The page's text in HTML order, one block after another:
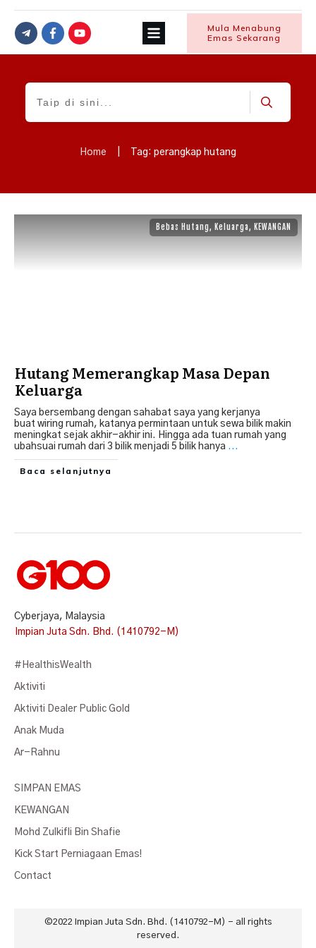
Mula Menabung
Emas Sekarang
Home Tag: perangkap hutang
Bebas Hutang, Keluarga, KEWANGAN
Hutang Memerangkap Masa Depan
Keluarga
Saya bersembang dengan sahabat saya yang kerjanya
buat wiring rumah, katanya permintaan untuk sewa bilik makin
meningkat sejak akhir-akhir ini. Hingga ada tuan rumah yang
ubahsuai rumah dari 3 bilik menjadi 5 bilik hanya ...
Baca selanjutnya
Cyberjaya, Malaysia
Impian Juta Sdn. Bhd. (1410792-M)
#HealthisWealth
Aktiviti
Aktiviti Dealer Public Gold
Anak Muda
Ar-Rahnu
SIMPAN EMAS
KEWANGAN
Mohd Zulkifli Bin Shafie
Kick Start Perniagaan Emas!
Contact
©2022 Impian Juta Sdn. Bhd. (1410792-M) - all rights
reserved.